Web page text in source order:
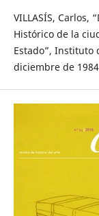
VILLASÍS, Carlos,
Histórico de la
Estado”, Instituto
diciembre de